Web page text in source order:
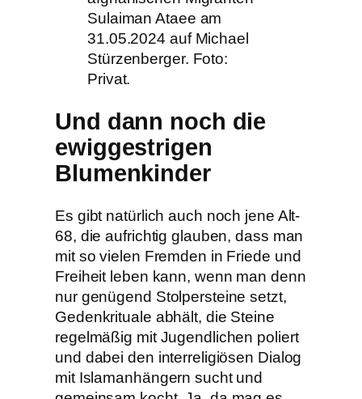
Sulaiman Ataee am
31.05.2024 auf Michael
Stürzenberger. Foto:
Privat.
Und dann noch die
ewiggestrigen
Blumenkinder
Es gibt natürlich auch noch jene Alt-
68, die aufrichtig glauben, dass man
mit so vielen Fremden in Friede und
Freiheit leben kann, wenn man denn
nur genügend Stolpersteine setzt,
Gedenkrituale abhält, die Steine
regelmäßig mit Jugendlichen poliert
und dabei den interreligiösen Dialog
mit Islamanhängern sucht und